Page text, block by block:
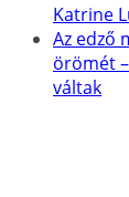
Katrine
Az edző
örömét
váltak